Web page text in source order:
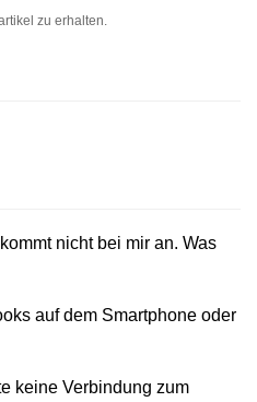
zu erhalten.
nicht bei mir an. Was
auf dem Smartphone oder
keine Verbindung zum